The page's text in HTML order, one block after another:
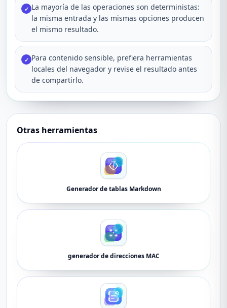
✓ La mayoría de las operaciones son deterministas:
la misma entrada y las mismas opciones producen
el mismo resultado.
✓ Para contenido sensible, prefiera herramientas
locales del navegador y revise el resultado antes
de compartirlo.
Otras herramientas
Generador de tablas Markdown
generador de direcciones MAC